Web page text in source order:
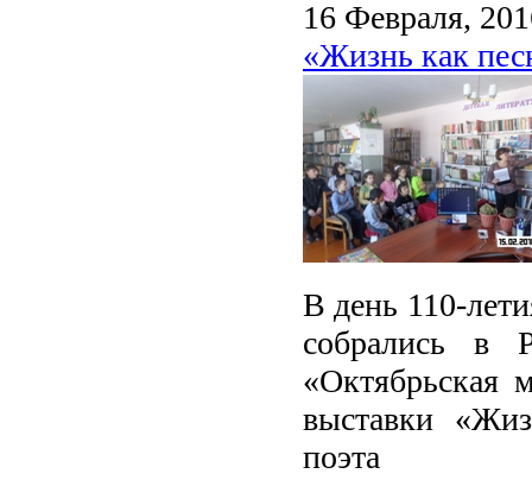
16 Февраля,
«Жизнь как
В день 110-
собрались в
«Октябрьская
выставки
поэта